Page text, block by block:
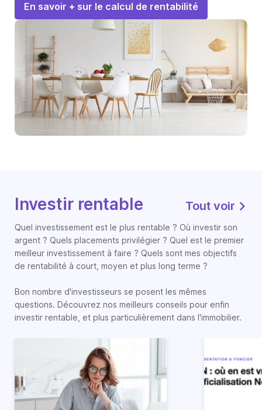
En savoir + sur le calcul de rentabilité
Investir rentable Tout voir
Quel investissement est le plus rentable ? Où investir son
argent ? Quels placements privilégier ? Quel est le premier
meilleur investissement à faire ? Quels sont mes objectifs
de rentabilité à court, moyen et plus long terme ?
Bon nombre d'investisseurs se posent les mêmes
questions. Découvrez nos meilleurs conseils pour enfin
investir rentable, et plus particulièrement dans l'immobilier.